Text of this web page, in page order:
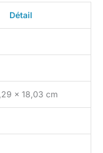
Détail
x 18,03 cm